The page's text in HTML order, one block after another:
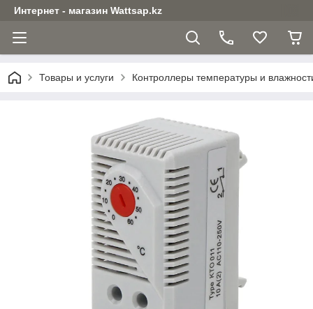
Интернет - магазин Wattsap.kz
Товары и услуги Контроллеры температуры и